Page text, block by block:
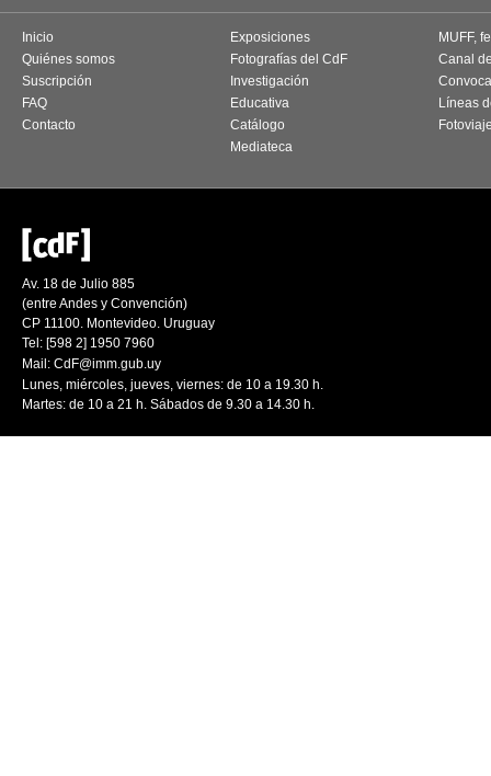
Inicio
Quiénes somos
Suscripción
FAQ
Contacto
Exposiciones
Fotografías del CdF
Investigación
Educativa
Catálogo
Mediateca
MUFF,
Canal
Líneas
Av. 18 de Julio 885
(entre Andes y Convención)
CP 11100. Montevideo. Uruguay
Tel: [598 2] 1950 7960
Mail: CdF@imm.gub.uy
Lunes, miércoles, jueves, viernes: de 10 a 19.30 h.
Martes: de 10 a 21 h. Sábados de 9.30 a 14.30 h.